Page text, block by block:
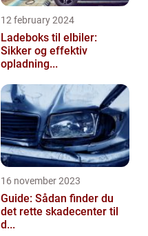
12 february 2024
Ladeboks til elbiler:
Sikker og effektiv
opladning...
16 november 2023
Guide: Sådan finder du
det rette skadecenter til
d...